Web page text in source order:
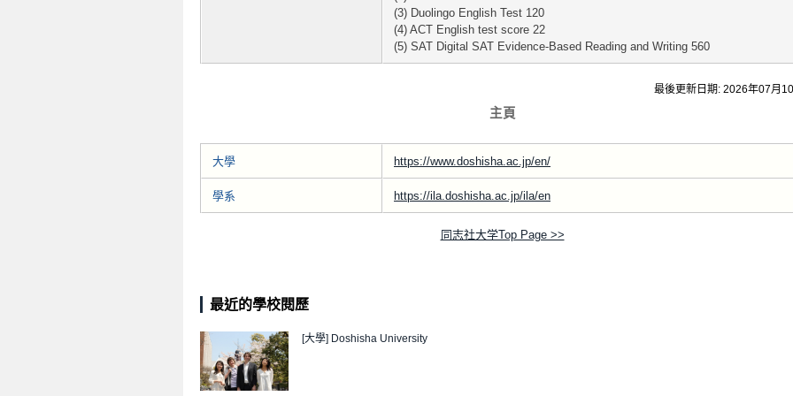
(3) Duolingo English Test 120
(4) ACT English test score 22
(5) SAT Digital SAT Evidence-Based Reading and Writing 560
最後更新日期: 2026年07月
主頁
大學 https://www.doshisha.ac.jp/en/
學系 https://ila.doshisha.ac.jp/ila/en
同志社大学Top Page >>
最近的學校閱歷
[大學] Doshisha University